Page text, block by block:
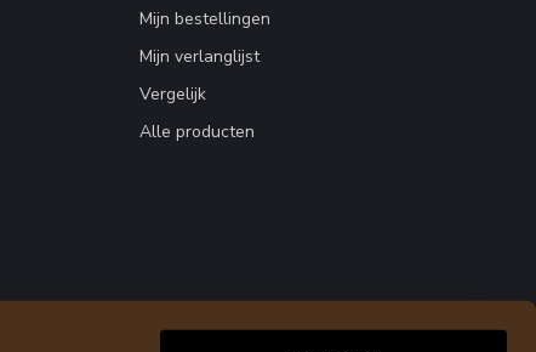
Mijn bestellingen
Mijn verlanglijst
Vergelijk
Alle producten